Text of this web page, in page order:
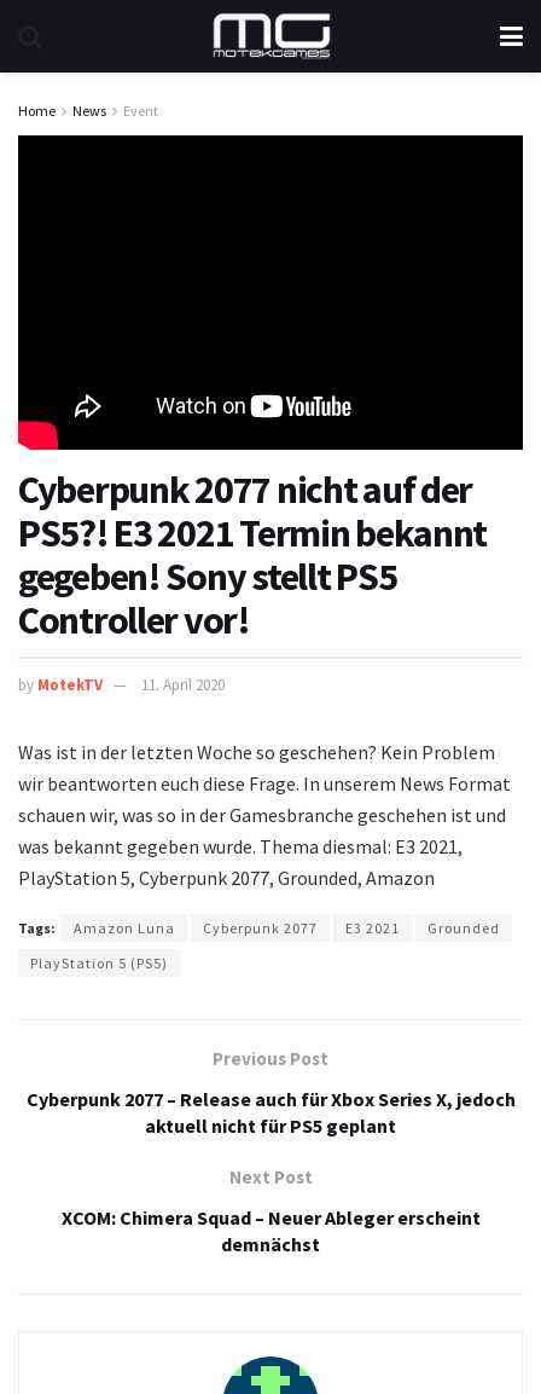
Home News Event
Cyberpunk 2077 nicht auf der
PS5?! E3 2021 Termin bekannt
gegeben! Sony stellt PS5
Controller vor!
by MotekTV 11. April 2020
Was ist in der letzten Woche so geschehen? Kein Problem
wir beantworten euch diese Frage. In unserem News Format
schauen wir, was so in der Gamesbranche geschehen ist und
was bekannt gegeben wurde. Thema diesmal: E3 2021,
PlayStation 5, Cyberpunk 2077, Grounded, Amazon
Tags: Amazon Luna Cyberpunk 2077 E3 2021
Grounded
PlayStation 5 (PS5)
Previous Post
Cyberpunk 2077 – Release auch für Xbox Series X, jedoch
aktuell nicht für PS5 geplant
Next Post
XCOM: Chimera Squad – Neuer Ableger erscheint
demnächst